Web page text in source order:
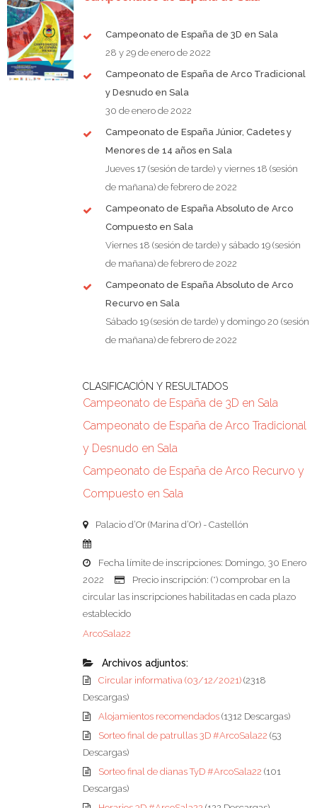
Campeonato de España de 3D en Sala
28 y 29 de enero de 2022
Campeonato de España de Arco Tradicional
y Desnudo en Sala
30 de enero de 2022
Campeonato de España Júnior, Cadetes y
Menores de 14 años en Sala
Jueves 17 (sesión de tarde) y viernes 18 (sesión
de mañana) de febrero de 2022
Campeonato de España Absoluto de Arco
Compuesto en Sala
Viernes 18 (sesión de tarde) y sábado 19 (sesión
de mañana) de febrero de 2022
Campeonato de España Absoluto de Arco
Recurvo en Sala
Sábado 19 (sesión de tarde) y domingo 20 (sesión
de mañana) de febrero de 2022
CLASIFICACIÓN Y RESULTADOS
Campeonato de España de 3D en Sala
Campeonato de España de Arco Tradicional
y Desnudo en Sala
Campeonato de España de Arco Recurvo y
Compuesto en Sala
Palacio d’Or (Marina d’Or) - Castellón
Fecha límite de inscripciones: Domingo, 30 Enero
2022
Precio inscripción: (*) comprobar en la
circular las inscripciones habilitadas en cada plazo
establecido
ArcoSala22
Archivos adjuntos:
Circular informativa (03/12/2021) (2318
Descargas)
Alojamientos recomendados (1312 Descargas)
Sorteo final de patrullas 3D #ArcoSala22 (53
Descargas)
Sorteo final de dianas TyD #ArcoSala22 (101
Descargas)